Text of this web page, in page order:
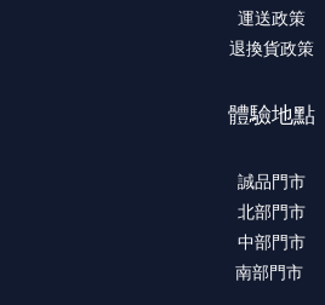
運送政策
退換貨政策
體驗地點
誠品門市
北部門市
中部門市
南部門市